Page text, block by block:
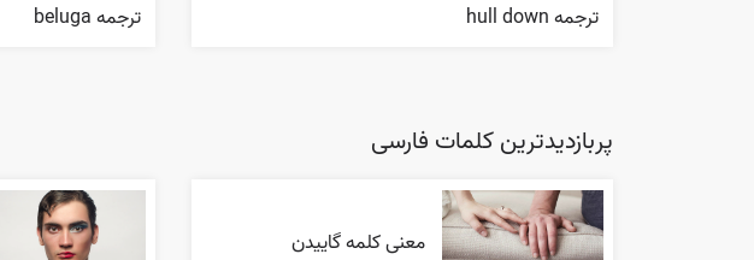
ترجمه hull down ترجمه beluga
پربازدیدترین کلمات فارسی
معنی کلمه گاییدن